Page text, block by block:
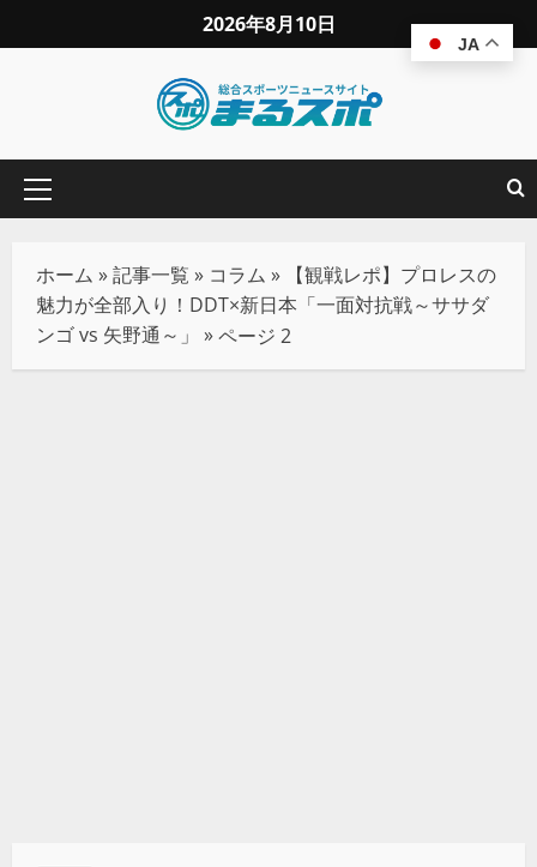
2026年8月10日
ホーム »記事一覧 » コラム »
【観戦レポ】プロレスの
魅力が全部入り！DDT×新日本「一面対抗戦～ササダ
ンゴ vs 矢野通～」 »ページ 2
JA